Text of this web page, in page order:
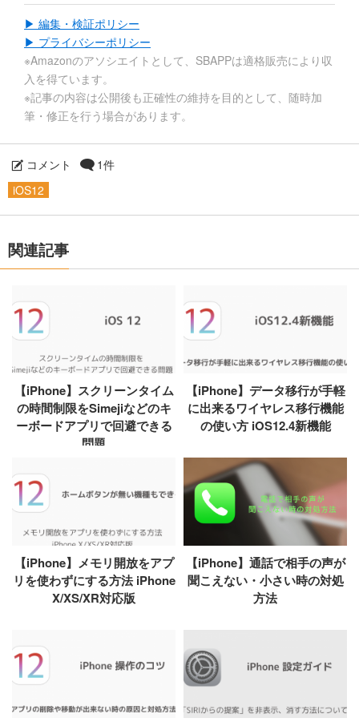
▶ 編集・検証ポリシー
▶ プライバシーポリシー
※Amazonのアソシエイトとして、SBAPPは適格販売により収
入を得ています。
※記事の内容は公開後も正確性の維持を目的として、随時加
筆・修正を行う場合があります。
コメント
1件
iOS12
関連記事
【iPhone】スクリーンタイム
の時間制限をSimejiなどのキ
ーボードアプリで回避できる
問題
【iPhone】データ移行が手軽
に出来るワイヤレス移行機能
の使い方 iOS12.4新機能
【iPhone】メモリ開放をアプ
リを使わずにする方法 iPhone
X/XS/XR対応版
【iPhone】通話で相手の声が
聞こえない・小さい時の対処
方法